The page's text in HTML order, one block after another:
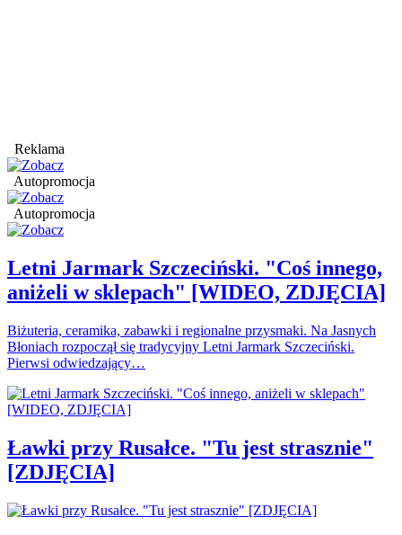
Reklama
Autopromocja
Autopromocja
Letni Jarmark Szczeciński. "Coś innego,
aniżeli w sklepach" [WIDEO, ZDJĘCIA]
Biżuteria, ceramika, zabawki i regionalne przysmaki. Na Jasnych
Błoniach rozpoczął się tradycyjny Letni Jarmark Szczeciński.
Pierwsi odwiedzający…
Ławki przy Rusałce. "Tu jest strasznie"
[ZDJĘCIA]